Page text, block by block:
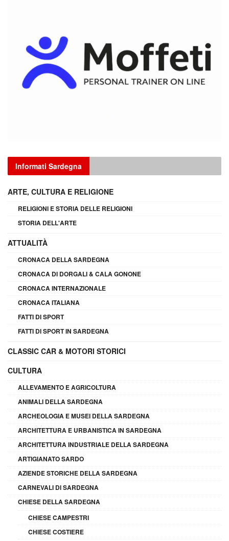
Informati Sardegna
ARTE, CULTURA E RELIGIONE
RELIGIONI E STORIA DELLE RELIGIONI
STORIA DELL'ARTE
ATTUALITÀ
CRONACA DELLA SARDEGNA
CRONACA DI DORGALI & CALA GONONE
CRONACA INTERNAZIONALE
CRONACA ITALIANA
FATTI DI SPORT
FATTI DI SPORT IN SARDEGNA
CLASSIC CAR & MOTORI STORICI
CULTURA
ALLEVAMENTO E AGRICOLTURA
ANIMALI DELLA SARDEGNA
ARCHEOLOGIA E MUSEI DELLA SARDEGNA
ARCHITETTURA E URBANISTICA IN SARDEGNA
ARCHITETTURA INDUSTRIALE DELLA SARDEGNA
ARTIGIANATO SARDO
AZIENDE STORICHE DELLA SARDEGNA
CARNEVALI DI SARDEGNA
CHIESE DELLA SARDEGNA
CHIESE CAMPESTRI
CHIESE COSTIERE